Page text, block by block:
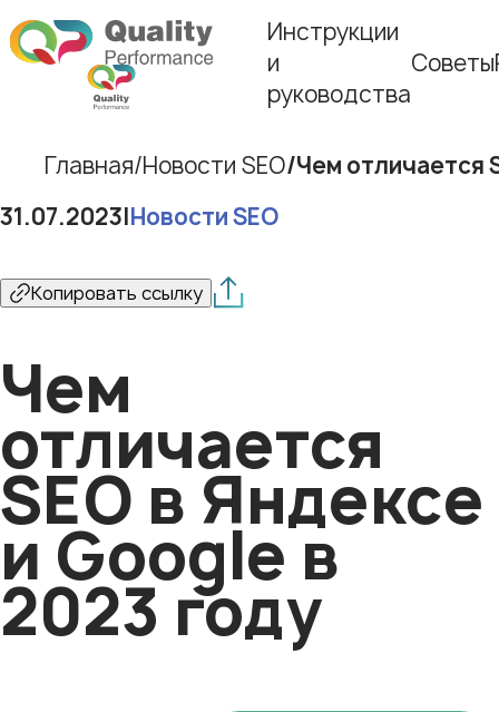
Инструкции
и
руководства
Советы
Главная Новости SEO Чем отличается
31.07.2023|Новости SEO
Копировать ссылку
Чем
отличается
SEO в Яндексе
и Google в
2023 году